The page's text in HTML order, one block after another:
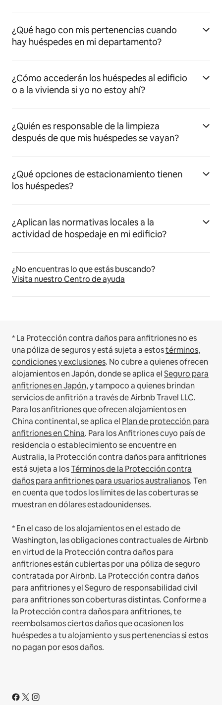
¿Qué hago con mis pertenencias cuando
hay huéspedes en mi departamento?
¿Cómo accederán los huéspedes al edificio
o a la vivienda si yo no estoy ahí?
¿Quién es responsable de la limpieza
después de que mis huéspedes se vayan?
¿Qué opciones de estacionamiento tienen
los huéspedes?
¿Aplican las normativas locales a la
actividad de hospedaje en mi edificio?
¿No encuentras lo que estás buscando?
Visita nuestro Centro de ayuda
* La Protección contra daños para anfitriones no es
una póliza de seguros y está sujeta a estostérminos,
condiciones y exclusiones. No cubre a quienes ofrecen
alojamientos en Japón, donde se aplica elSeguro para
anfitriones en Japón, y tampoco a quienes brindan
servicios de anfitrión a través de Airbnb Travel LLC.
Para los anfitriones que ofrecen alojamientos en
China continental, se aplica el Plan de protección para
anfitriones en China. Para los Anfitriones cuyo país de
residencia o establecimiento se encuentre en
Australia, la Protección contra daños para anfitriones
está sujeta a losTérminos de la Protección contra
daños para anfitriones para usuarios australianos. Ten
en cuenta que todos los límites de las coberturas se
muestran en dólares estadounidenses.
* En el caso de los alojamientos en el estado de
Washington, las obligaciones contractuales de Airbnb
en virtud de la Protección contra daños para
anfitriones están cubiertas por una póliza de seguro
contratada por Airbnb. La Protección contra daños
para anfitriones y el Seguro de responsabilidad civil
para anfitriones son coberturas distintas. Conforme a
la Protección contra daños para anfitriones, te
reembolsamos ciertos daños que ocasionen los
huéspedes a tu alojamiento y sus pertenencias si estos
no pagan por esos daños.